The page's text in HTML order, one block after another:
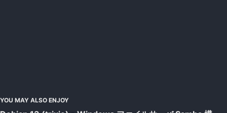
YOU MAY ALSO ENJOY